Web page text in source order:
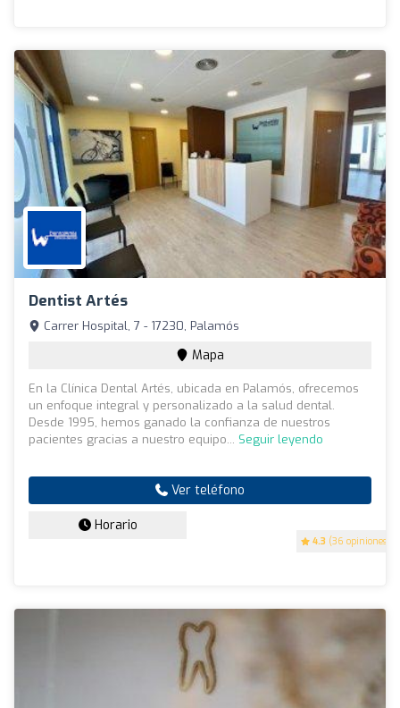
Dentist Artés
4.3 (36 opiniones)
Carrer Hospital, 7 - 17230, Palamós
Mapa
En la Clínica Dental Artés, ubicada en Palamós, ofrecemos
un enfoque integral y personalizado a la salud dental.
Desde 1995, hemos ganado la confianza de nuestros
pacientes gracias a nuestro equipo... Seguir leyendo
Ver teléfono
Horario